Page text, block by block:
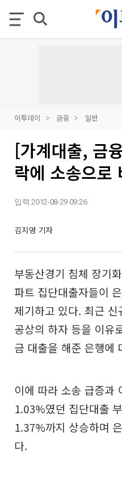
이투데이 금융 일반
[가계대출, 금
락에 소송으로
입력 2012-08-29 09:26
김지영 기자
부동산경기 침체 장기
파트 집단대출자들이
제기하고 있다. 최근 신
공상의 하자 등을 이유
금 대출을 해준 은행에
이에 따라 소송 급증과
1.03%였던 집단대출
1.37%까지 상승하며
다.